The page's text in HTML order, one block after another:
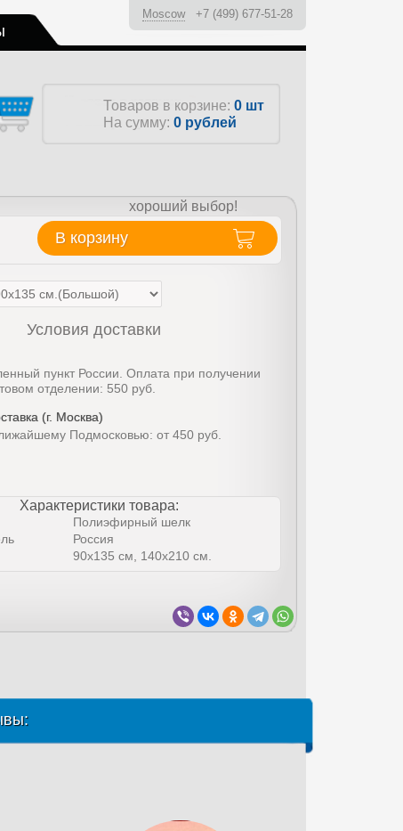
Moscow +7 (499) 677-51-28
Товаров в корзине: 0 шт
На сумму: 0 рублей
хороший выбор!
В корзину
Условия доставки
пункт России. Оплата при получении
отделении: 550 руб.
(г. Москва)
Подмосковью: от 450 руб.
Характеристики товара:
Полиэфирный шелк
Россия
90х135 см, 140х210 см.